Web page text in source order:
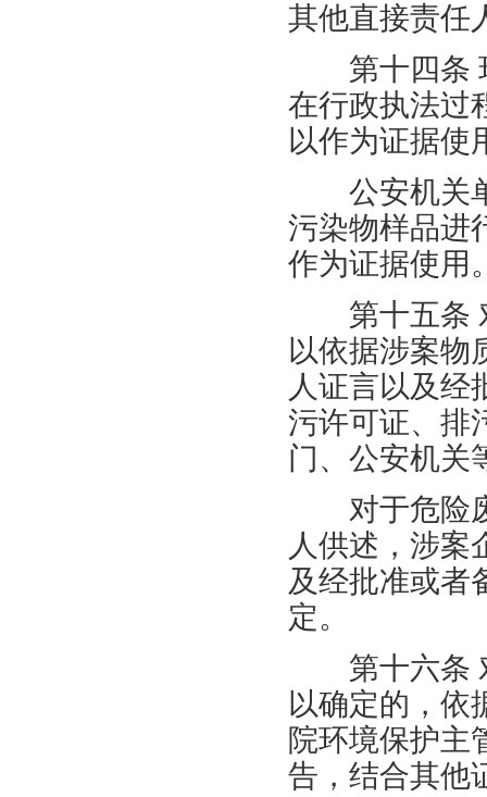
其他直接责任
第十四条
在行政执法过
以作为证据使
公安机关单
污染物样品进
作为证据使用
第十五条
以依据涉案物
人证言以及经
污许可证、排
门、公安机关
对于危险废
人供述，涉案
及经批准或者
定。
第十六条
以确定的，依
院环境保护主
告，结合其他